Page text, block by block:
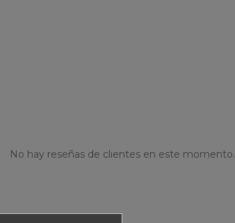
No hay reseñas de clientes en este momento.